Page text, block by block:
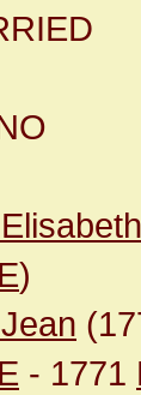
)
- 1771